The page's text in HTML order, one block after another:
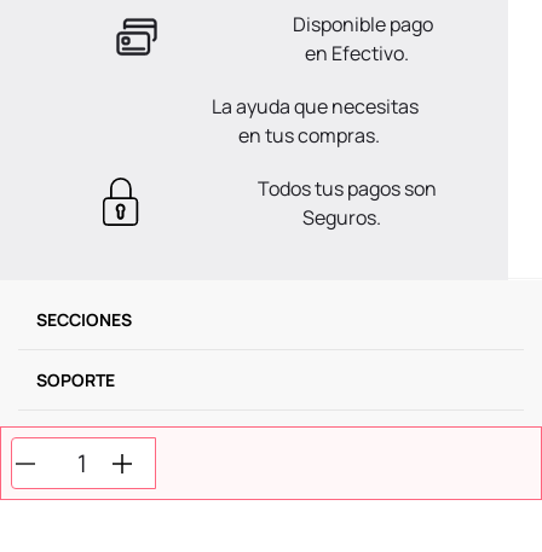
Disponible pago
en Efectivo.
La ayuda que necesitas
en tus compras.
Todos tus pagos son
Seguros.
SECCIONES
SOPORTE
SERVICIOS
NOSOTROS